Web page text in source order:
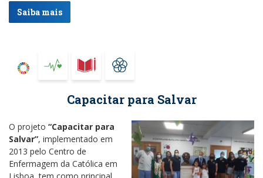
Saiba mais
Capacitar para Salvar
O projeto “Capacitar para
Salvar”, implementado em
2013 pelo Centro de
Enfermagem da Católica em